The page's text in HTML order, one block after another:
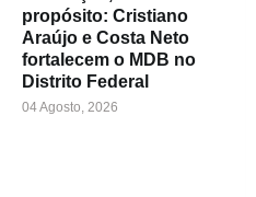
propósito: Cristiano
Araújo e Costa Neto
fortalecem o MDB no
Distrito Federal
04 Agosto, 2026